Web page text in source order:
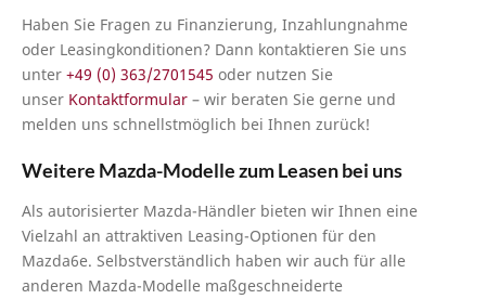
Haben Sie Fragen zu Finanzierung, Inzahlungnahme
oder Leasingkonditionen? Dann kontaktieren Sie uns
unter +49 (0) 363/2701545 oder nutzen Sie
unser Kontaktformular – wir beraten Sie gerne und
melden uns schnellstmöglich bei Ihnen zurück!
Weitere Mazda-Modelle zum Leasen bei uns
Als autorisierter Mazda-Händler bieten wir Ihnen eine
Vielzahl an attraktiven Leasing-Optionen für den
Mazda6e. Selbstverständlich haben wir auch für alle
anderen Mazda-Modelle maßgeschneiderte